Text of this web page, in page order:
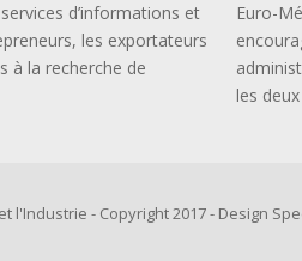
d’informations et
les exportateurs
à la recherche de
Euro-
les
l'Industrie - Copyright 2017 - Design